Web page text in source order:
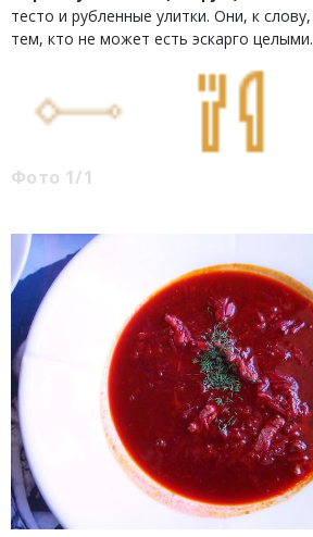
тесто и рубленные улитки. Они, к
тем, кто не может есть эскарго целыми.
Фото 1/1